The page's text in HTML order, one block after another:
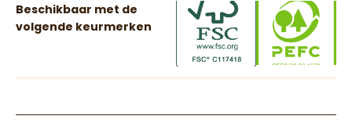
Beschikbaar met de
volgende keurmerken